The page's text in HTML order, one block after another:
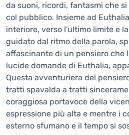
da suoni, ricordi, fantasmi che
col pubblico. Insieme ad
interiore, verso l'ultimo limite e
guidato dal ritmo della parola,
affascinante di un pensiero che
lucide domande di Euthalia,
Questa avventuriera del
tratti spavalda a tratti
coraggiosa portavoce della
espressione più alta e mentre i
esterno sfumano e il tempo si